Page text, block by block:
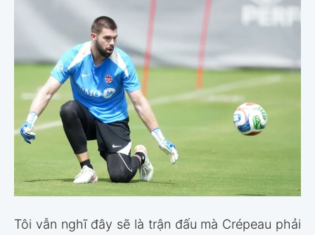
Tôi vẫn nghĩ đây sẽ là trận đấu mà Crépeau phải